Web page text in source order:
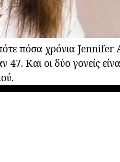
πόσα χρόνια Jennifer
Και οι δύο γονείς